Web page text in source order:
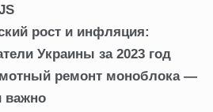
рост и инфляция:
Украины за 2023 год
ремонт моноблока —
важно